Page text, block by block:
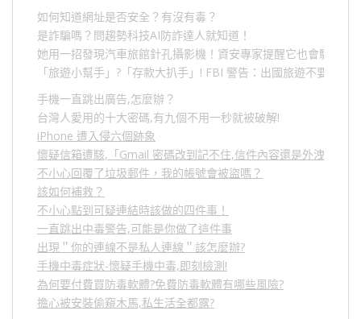
如何知道網址是否安全？有沒有毒？
是詐騙嗎？問趨勢科技AI防詐達人就知道！
她用一招發現汽車旅館針孔攝影機！資安專家提醒它也會駭人成
「旅遊小幫手」 ? 「存款大扒手」 ! FBI 警告：出國旅遊不要做的
手機一直跳出廣告,怎麼辦？
台灣人愛用的十大密碼,有九個不用一秒就被破解!
iPhone 遭入侵六個跡象
懷疑信箱遭駭,「Gmail 密碼改到記不住,信件內容還是外洩？」,
不小心回覆了垃圾郵件，我的帳號會被盜嗎？
該如何補救？
不小心點到可疑連結時該做的四件事！
一直跳出中毒警告,可能是你做了這件事
出現＂你的連線不是私人連線＂該怎麼辦?
手機中毒症狀-懷疑手機中毒,即刻檢測!
為何要付費買防毒軟體?免費防毒軟體有哪些風險?
擔心被安裝偷窺木馬,私生活全都露?